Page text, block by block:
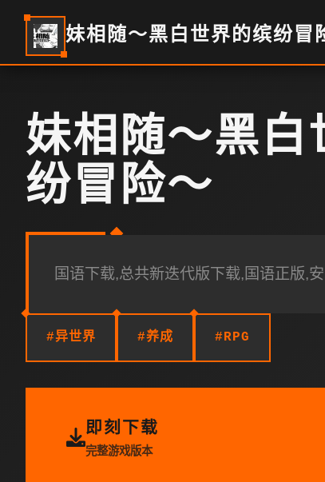
妹相随～黑白世界的缤纷冒
妹相随～黑白
纷冒险～
国语下载,总共新迭代版下载,国语正版,
#异世界 #养成 #RPG
即刻下载
完整游戏版本